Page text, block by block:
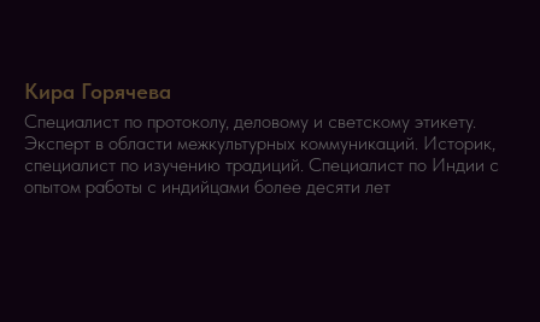
Кира Горячева
Специалист по протоколу, деловому и светскому этикету.
Эксперт в области межкультурных коммуникаций. Историк,
специалист по изучению традиций. Специалист по Индии с
опытом работы с индийцами более десяти лет